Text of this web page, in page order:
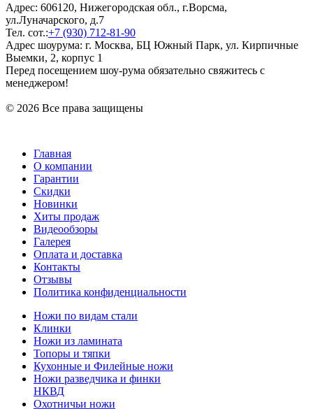
Адрес: 606120, Нижегородская обл., г.Ворсма,
ул.Луначарского, д.7
Тел. сот.:+7 (930) 712-81-90
Адрес шоурума: г. Москва, БЦ Южный Парк, ул. Кирпичные
Выемки, 2, корпус 1
Перед посещением шоу-рума обязательно свяжитесь с
менеджером!
© 2026 Все права защищены
Главная
О компании
Гарантии
Скидки
Новинки
Хиты продаж
Видеообзоры
Галерея
Оплата и доставка
Контакты
Отзывы
Политика конфиденциальности
Ножи по видам стали
Клинки
Ножи из ламината
Топоры и тяпки
Кухонные и Филейные ножи
Ножи разведчика и финки
НКВД
Охотничьи ножи